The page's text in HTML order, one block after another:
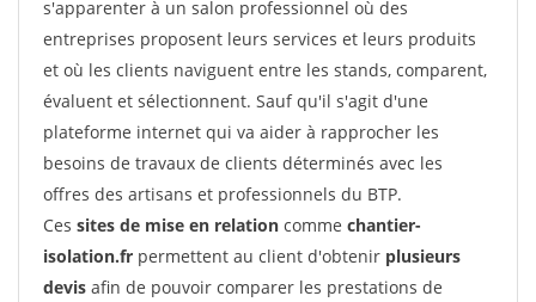
s'apparenter à un salon professionnel où des
entreprises proposent leurs services et leurs produits
et où les clients naviguent entre les stands, comparent,
évaluent et sélectionnent. Sauf qu'il s'agit d'une
plateforme internet qui va aider à rapprocher les
besoins de travaux de clients déterminés avec les
offres des artisans et professionnels du BTP.
Ces sites de mise en relation comme chantier-
isolation.fr permettent au client d'obtenir plusieurs
devis afin de pouvoir comparer les prestations de